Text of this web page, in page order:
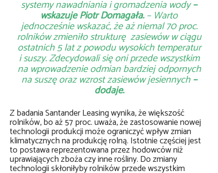
systemy nawadniania i gromadzenia wody–
wskazuje Piotr Domagała.– Warto
jednocześnie wskazać, że aż niemal 70 proc.
rolników zmieniło strukturę zasiewów w ciągu
ostatnich 5 lat z powodu wysokich temperatur
i suszy. Zdecydowali się oni przede wszystkim
na wprowadzenie odmian bardziej odpornych
na suszę oraz wzrost zasiewów jesiennych–
dodaje.
Z badania Santander Leasing wynika, że większość
rolników, bo aż 57 proc. uważa, że zastosowanie nowej
technologii produkcji może ograniczyć wpływ zmian
klimatycznych na produkcję rolną. Istotnie częściej jest
to postawa reprezentowana przez hodowców niż
uprawiających zboża czy inne rośliny. Do zmiany
technologii skłoniłyby rolników przede wszystkim